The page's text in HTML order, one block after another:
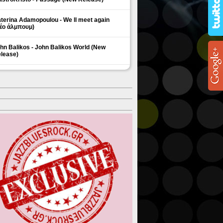
Adamopoulou - We ll meet again
άλμπουμ)
Balikos - John Balikos World (New